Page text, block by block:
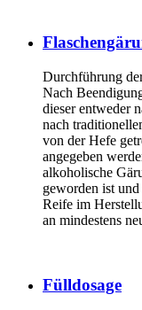
Durchführung
Nach
dieser entweder
nach
von der Hefe
angegeben
alkoholische
geworden ist
Reife im
an mindestens
Fülldosage